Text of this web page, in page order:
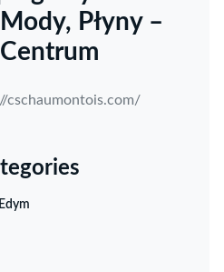
Płyny –
cschaumontois.com/
Edym